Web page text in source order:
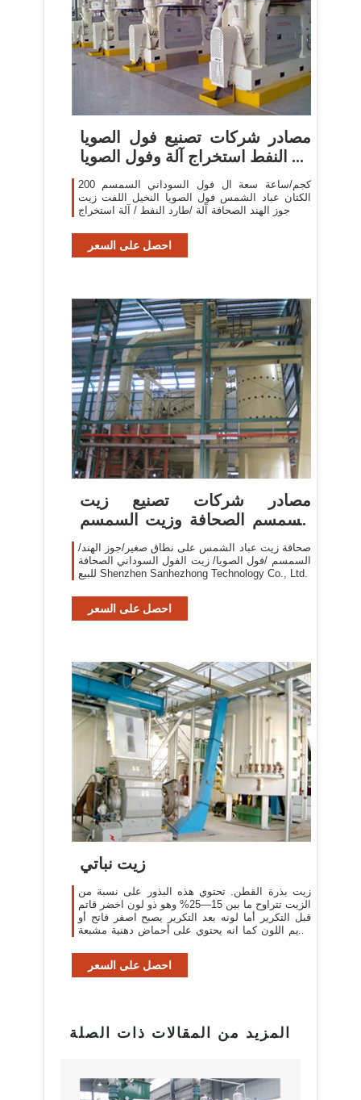
مصادر شركات تصنيع فول الصويا
النفط استخراج آلة وفول الصويا ...
200 كجم/ساعة سعة ال فول السوداني السمسم
الكتان عباد الشمس فول الصويا النخيل اللفت زيت
جوز الهند الصحافة آلة /طارد النفط / آلة استخراج
احصل على السعر
مصادر شركات تصنيع زيت
السمسم الصحافة وزيت السمسم
صحافة زيت عباد الشمس على نطاق صغير/جوز الهند/
السمسم /فول الصويا/ زيت الفول السوداني الصحافة
للبيع Shenzhen Sanhezhong Technology Co., Ltd.
احصل على السعر
زيت نباتي
زيت بذرة القطن. تحتوي هذه البذور على نسبة من
الزيت تتراوح ما بين 15—25% وهو ذو لون اخضر قاتم
قبل التكرير أما لونه بعد التكرير يصبح اصفر فاتح أو
عديم اللون كما انه يحتوي على أحماض دهنية مشبعة
احصل على السعر
المزيد من المقالات ذات الصلة